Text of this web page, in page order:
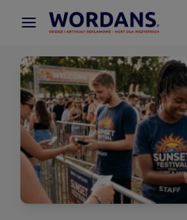
× Aplikacja Wordans
Lepsze ceny w aplikacji!